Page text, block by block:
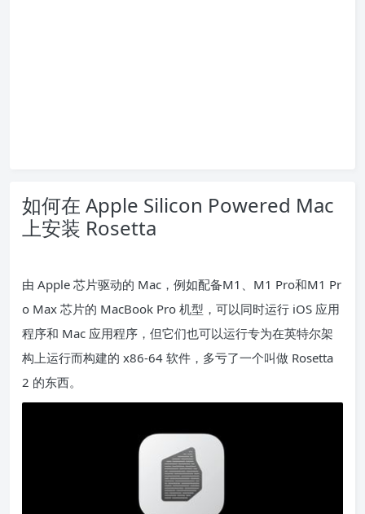
如何在 Apple Silicon Powered Mac
上安装 Rosetta
由 Apple 芯片驱动的 Mac，例如配备M1 、 M1 Pro和‌M1 Pr
o‌ Max 芯片的 MacBook Pro 机型，可以同时运行 iOS 应用
程序和 Mac 应用程序，但它们也可以运行专为在英特尔架
构上运行而构建的 x86-64 软件，多亏了一个叫做 Rosetta
2 的东西。